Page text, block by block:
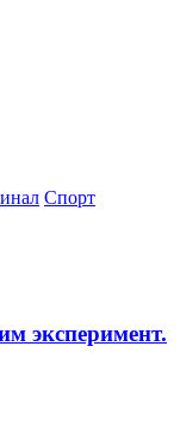
Спорт
эксперимент.